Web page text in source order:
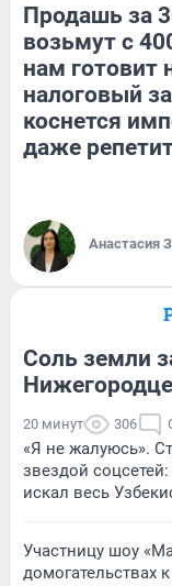
Продашь за
возьмут с
нам готовит
налоговый
коснется
даже
Анастасия
Соль земли
20 минут 306
«Я не жалуюсь».
звездой
искал весь
Участницу шоу
домогательствах